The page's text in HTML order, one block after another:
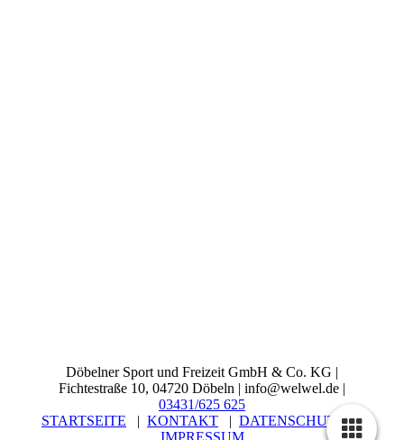
Döbelner Sport und Freizeit GmbH & Co. KG |
Fichtestraße 10, 04720 Döbeln | info@welwel.de |
03431/625 625
STARTSEITE | KONTAKT | DATENSCHUTZ|
IMPRESSUM